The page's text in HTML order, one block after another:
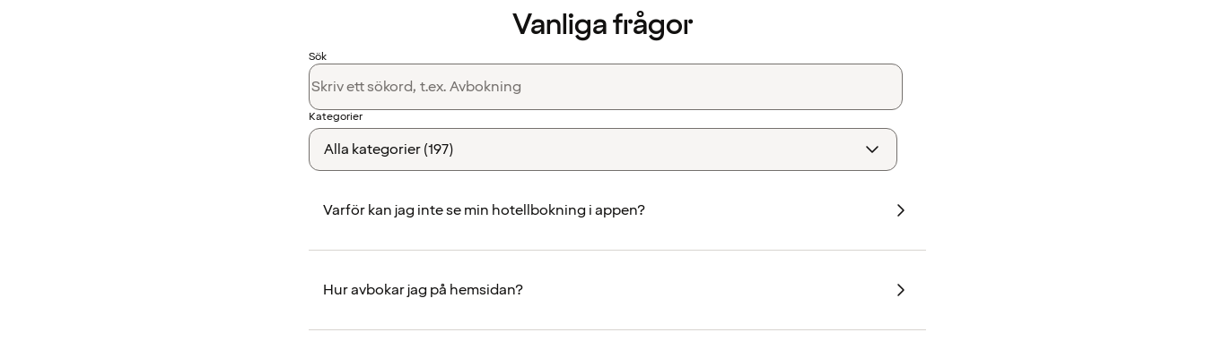
Vanliga frågor
Sök
Kategorier
Varför kan jag inte se min hotellbokning i appen?
Hur avbokar jag på hemsidan?